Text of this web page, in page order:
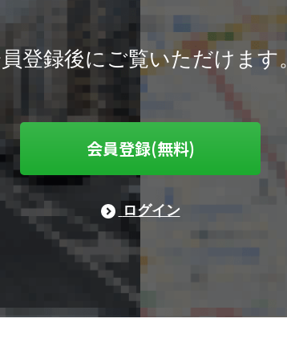
登録後にご覧いただけます。
会員登録(無料)
ログイン